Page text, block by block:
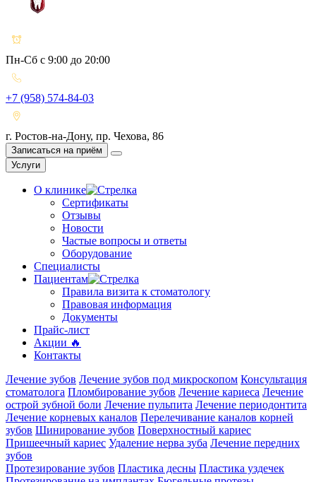
Пн-Сб с 9:00 до 20:00
+7 (958) 574-84-03
г. Ростов-на-Дону, пр. Чехова, 86
Записаться на приём
Услуги
О клинике
Сертификаты
Отзывы
Новости
Частые вопросы и ответы
Оборудование
Специалисты
Пациентам
Правила визита к стоматологу
Правовая информация
Документы
Прайс-лист
Акции 🔥
Контакты
Лечение зубов Лечение зубов под микроскопом Консультация
стоматолога Пломбирование зубов Лечение кариеса Лечение
острой зубной боли Лечение пульпита Лечение периодонтита
Лечение корневых каналов Перелечивание каналов корней
зубов Шинирование зубов Поверхностный кариес
Пришеечный кариес Удаление нерва зуба Лечение передних
зубов
Протезирование зубов Пластика десны Пластика уздечек